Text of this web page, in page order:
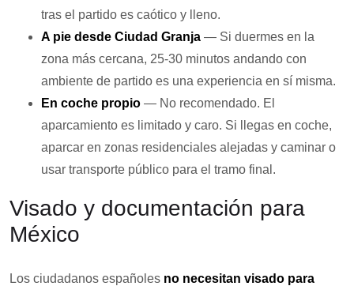
tras el partido es caótico y lleno.
A pie desde Ciudad Granja — Si duermes en la
zona más cercana, 25-30 minutos andando con
ambiente de partido es una experiencia en sí misma.
En coche propio — No recomendado. El
aparcamiento es limitado y caro. Si llegas en coche,
aparcar en zonas residenciales alejadas y caminar o
usar transporte público para el tramo final.
Visado y documentación para
México
Los ciudadanos españoles no necesitan visado para